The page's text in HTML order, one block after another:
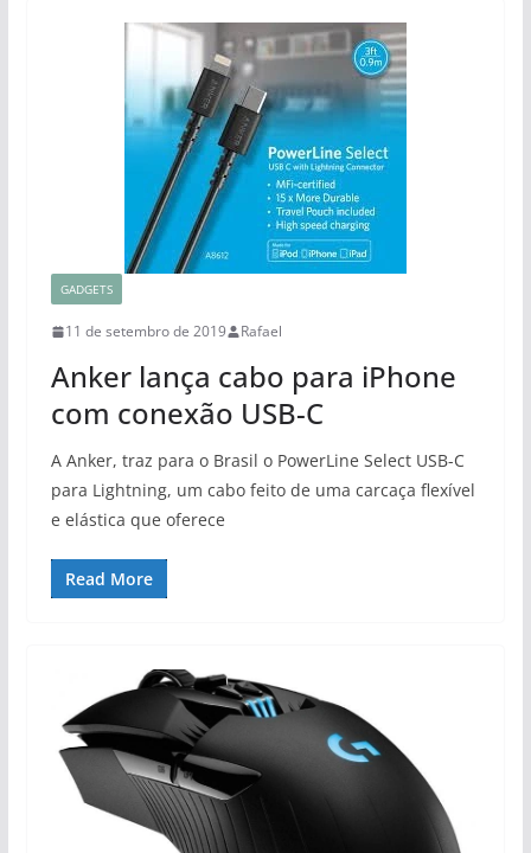
GADGETS
11 de setembro de 2019 Rafael
Anker lança cabo para iPhone
com conexão USB-C
A Anker, traz para o Brasil o PowerLine Select USB-C
para Lightning, um cabo feito de uma carcaça flexível
e elástica que oferece
Read More